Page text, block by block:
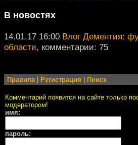
В новостях
14.01.17 16:00 Влог Дементия:
области, комментарии: 75
Правила| Регистрация Поиск
Комментарий появится на сайте только
модератором!
имя:
пароль: